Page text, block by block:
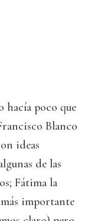
hacía poco que
Blanco
ideas
de las
Fátima la
importante